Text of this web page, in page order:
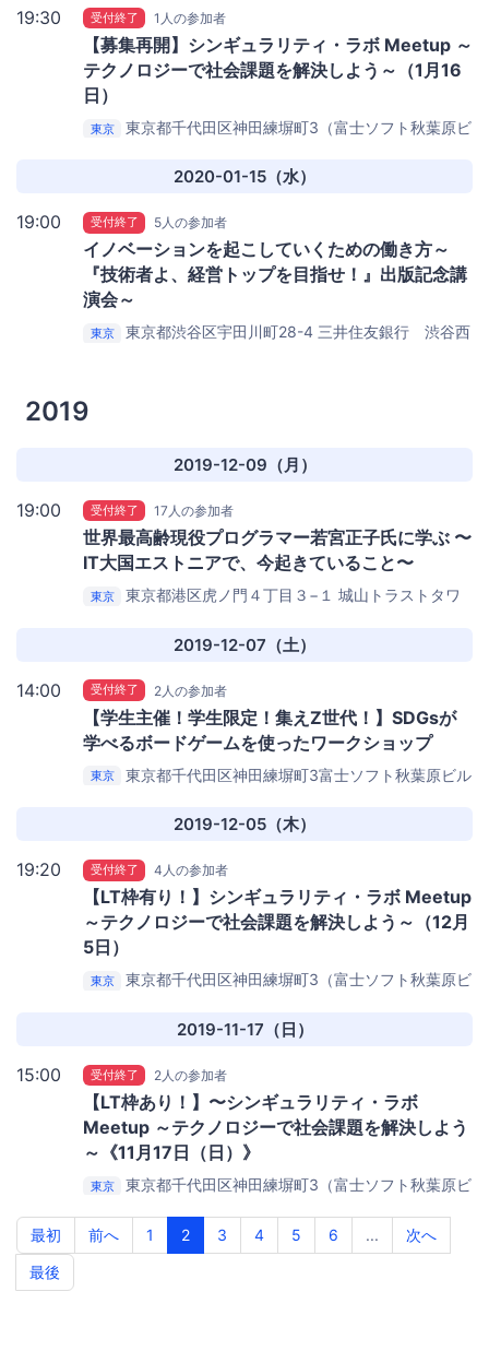
19:30 受付終了 1人の参加者
【募集再開】シンギュラリティ・ラボ Meetup ～
テクノロジーで社会課題を解決しよう～（1月16
日）
東京
東京都千代田区神田練塀町3（富士ソフト秋葉原ビ
2020-01-15（水）
19:00 受付終了 5人の参加者
イノベーションを起こしていくための働き方～
『技術者よ、経営トップを目指せ！』出版記念講
演会～
東京
東京都渋谷区宇田川町28-4 三井住友銀行 渋谷西
2019
2019-12-09（月）
19:00 受付終了 17人の参加者
世界最高齢現役プログラマー若宮正子氏に学ぶ 〜
IT大国エストニアで、今起きていること〜
東京
東京都港区虎ノ門４丁目３−１ 城山トラストタワ
2019-12-07（土）
14:00 受付終了 2人の参加者
【学生主催！学生限定！集えZ世代！】SDGsが
学べるボードゲームを使ったワークショップ
東京
東京都千代田区神田練塀町3富士ソフト秋葉原ビル
2019-12-05（木）
19:20 受付終了 4人の参加者
【LT枠有り！】シンギュラリティ・ラボ Meetup
～テクノロジーで社会課題を解決しよう～（12月
5日）
東京
東京都千代田区神田練塀町3（富士ソフト秋葉原ビ
2019-11-17（日）
15:00 受付終了 2人の参加者
【LT枠あり！】〜シンギュラリティ・ラボ
Meetup ～テクノロジーで社会課題を解決しよう
～《11月17日（日）》
東京
東京都千代田区神田練塀町3（富士ソフト秋葉原ビ
ァミマ前）
最初 前へ 1 2 3 4 5 6 ...
次へ
最後